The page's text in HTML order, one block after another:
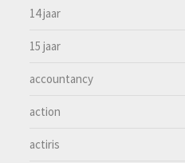
14 jaar
15 jaar
accountancy
action
actiris